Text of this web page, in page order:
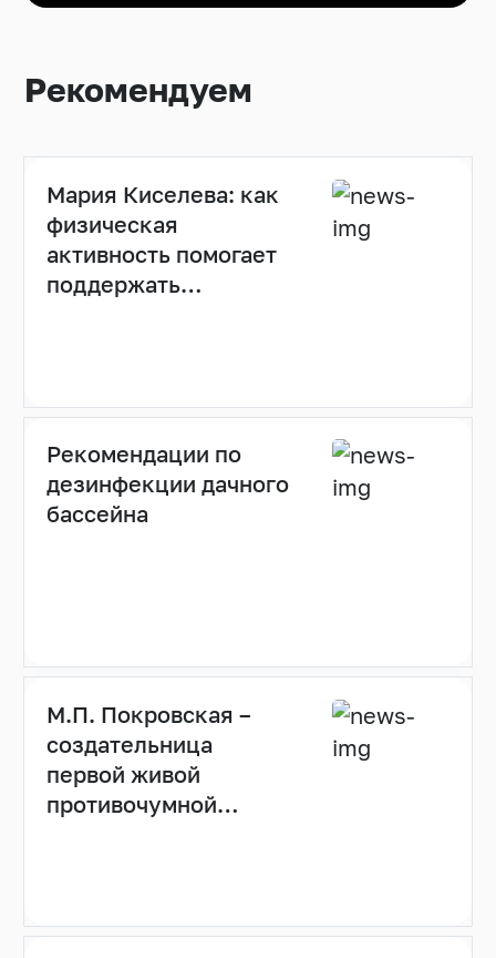
Рекомендуем
Мария Киселева: как
физическая
активность помогает
поддержать
Рекомендации по
дезинфекции дачного
бассейна
М.П. Покровская –
создательница
первой живой
противочумной